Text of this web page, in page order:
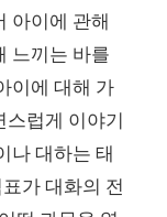
아이에 관해
느끼는 바를
이에 대해 가
럽게 이야기
나 대하는 태
가 대화의 전